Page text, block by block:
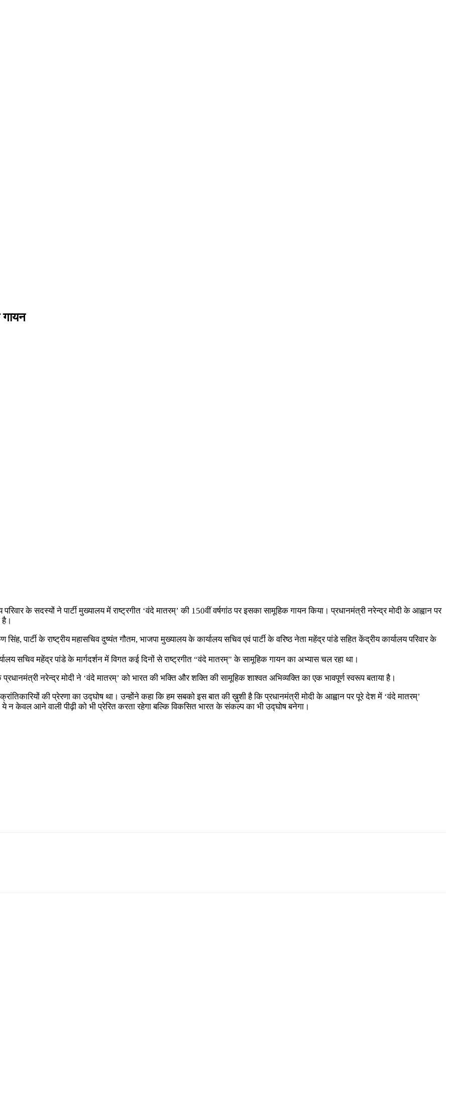
गायन
परिवार के सदस्यों ने पार्टी मुख्यालय में राष्ट्रगीत ‘वंदे मातरम्’ की 150वीं वर्षगांठ पर इसका सामूहिक गायन किया। प्रधानमंत्री नरेन्द्र मोदी के आह्वान पर
है।
सिंह, पार्टी के राष्ट्रीय महासचिव दुष्यंत गौतम, भाजपा मुख्यालय के कार्यालय सचिव एवं पार्टी के वरिष्ठ नेता महेंद्र पांडे सहित केंद्रीय कार्यालय परिवार के
सचिव महेंद्र पांडे के मार्गदर्शन में विगत कई दिनों से राष्ट्रगीत “वंदे मातरम्” के सामूहिक गायन का अभ्यास चल रहा था।
नरेन्द्र मोदी ने ‘वंदे मातरम्’ को भारत की भक्ति और शक्ति की सामूहिक शाश्वत अभिव्यक्ति का एक भावपूर्ण स्वरूप बताया है।
की प्रेरणा का उद्घोष था। उन्होंने कहा कि हम सबको इस बात की ख़ुशी है कि प्रधानमंत्री मोदी के आह्वान पर पूरे देश में ‘वंदे मातरम्’
न केवल आने वाली पीढ़ी को भी प्रेरित करता रहेगा बल्कि विकसित भारत के संकल्प का भी उद्घोष बनेगा।